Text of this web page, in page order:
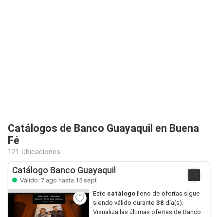
Catálogos de Banco Guayaquil en Buena
Fé
121 Ubicaciones
Catálogo Banco Guayaquil
Válido: 7 ago hasta 15 sept
Este catálogo lleno de ofertas sigue
siendo válido durante 38 día(s).
Visualiza las últimas ofertas de Banco